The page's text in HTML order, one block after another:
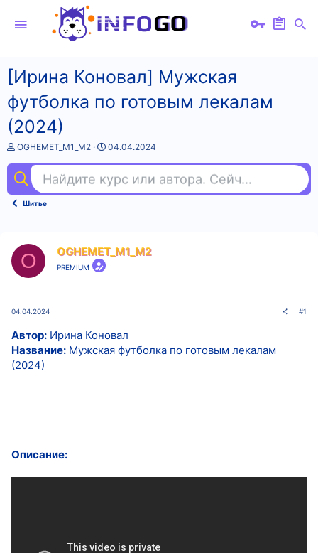
[Ирина Коновал] Мужская
футболка по готовым лекалам
(2024)
А
т
о
т
OGHEMET_M1_M2
Д
а
н
а
04.04.2024
Найдите курс или автора. Сейчас ищут
Шитье
O OGHEMET_M1_M2
PREMIUM
04.04.2024 #1
Автор: Ирина Коновал
Название: Мужская футболка по готовым лекалам
(2024)
Описание: